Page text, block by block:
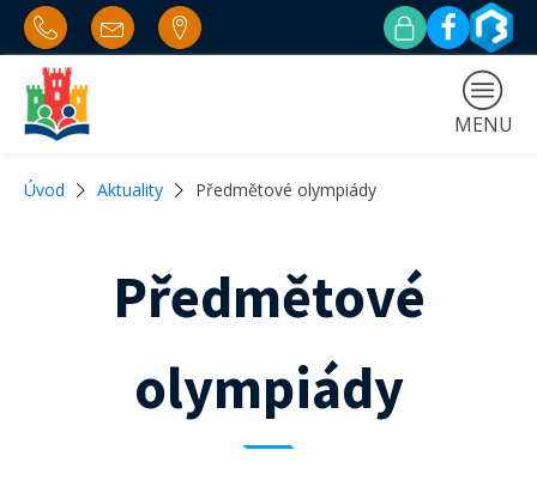
MENU
Úvod Aktuality Předmětové olympiády
Předmětové
olympiády